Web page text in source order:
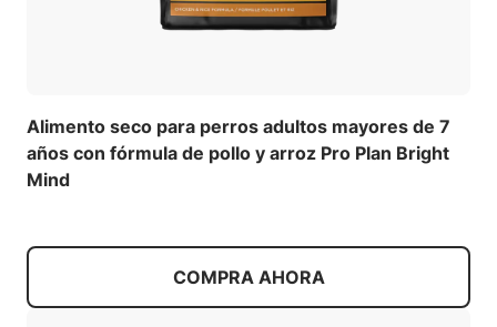
Alimento seco para perros adultos mayores de 7
años con fórmula de pollo y arroz Pro Plan Bright
Mind
COMPRA AHORA